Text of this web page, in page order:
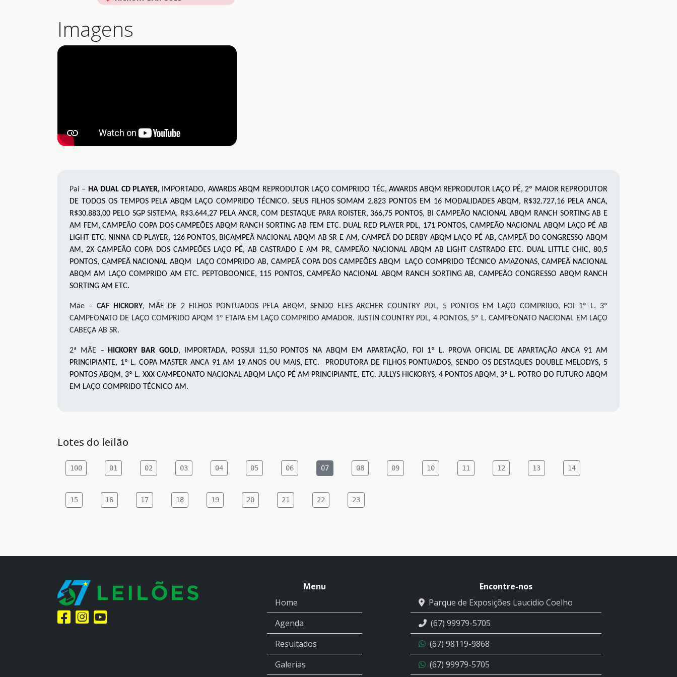
Imagens
Pai – HA DUAL CD PLAYER,
IMPORTADO, AWARDS ABQM REPRODUTOR LAÇO COMPRIDO TÉC, AWARDS ABQM REPRODUTOR LAÇO PÉ, 2º MAIOR REPRODUTOR
DE TODOS OS TEMPOS PELA ABQM LAÇO COMPRIDO TÉCNICO. SEUS FILHOS SOMAM 2.823 PONTOS EM 16 MODALIDADES ABQM, R$32.727,16 PELA ANCA,
R$30.883,00 PELO SGP SISTEMA, R$3.644,27 PELA ANCR, COM DESTAQUE PARA ROISTER, 366,75 PONTOS, BI CAMPEÃO NACIONAL ABQM RANCH SORTING AB E
AM FEM, CAMPEÃO COPA DOS CAMPEÕES ABQM RANCH SORTING AB FEM ETC. DUAL RED PLAYER PDL, 171 PONTOS, CAMPEÃO NACIONAL ABQM LAÇO PÉ AB
LIGHT ETC. NINNA CD PLAYER, 126 PONTOS, BICAMPEÃ NACIONAL ABQM AB SR E AM, CAMPEÃ DO DERBY ABQM LAÇO PÉ AB, CAMPEÃ DO CONGRESSO ABQM
AM, 2X CAMPEÃO COPA DOS CAMPEÕES LAÇO PÉ, AB CASTRADO E AM PR, CAMPEÃO NACIONAL ABQM AB LIGHT CASTRADO ETC. DUAL LITTLE CHIC, 80,5
PONTOS, CAMPEÃ NACIONAL ABQM LAÇO COMPRIDO AB, CAMPEÃ COPA DOS CAMPEÕES ABQM LAÇO COMPRIDO TÉCNICO AMAZONAS, CAMPEÃ NACIONAL
ABQM AM LAÇO COMPRIDO AM ETC. PEPTOBOONICE, 115 PONTOS, CAMPEÃO NACIONAL ABQM RANCH SORTING AB, CAMPEÃO CONGRESSO ABQM RANCH
SORTING AM ETC.
Mãe – CAF HICKORY, MÃE DE 2 FILHOS PONTUADOS PELA ABQM, SENDO ELES ARCHER COUNTRY PDL, 5 PONTOS EM LAÇO COMPRIDO, FOI 1º L. 3º
CAMPEONATO DE LAÇO COMPRIDO APQM 1º ETAPA EM LAÇO COMPRIDO AMADOR. JUSTIN COUNTRY PDL, 4 PONTOS, 5º L. CAMPEONATO NACIONAL EM LAÇO
CABEÇA AB SR.
2ª MÃE – HICKORY BAR GOLD, IMPORTADA, POSSUI 11,50 PONTOS NA ABQM EM APARTAÇÃO, FOI 1º L. PROVA OFICIAL DE APARTAÇÃO ANCA 91 AM
PRINCIPIANTE, 1º L. COPA MASTER ANCA 91 AM 19 ANOS OU MAIS, ETC. PRODUTORA DE FILHOS PONTUADOS, SENDO OS DESTAQUES DOUBLE MELODYS, 5
PONTOS ABQM, 3º L. XXX CAMPEONATO NACIONAL ABQM LAÇO PÉ AM PRINCIPIANTE, ETC. JULLYS HICKORYS, 4 PONTOS ABQM, 3º L. POTRO DO FUTURO ABQM
EM LAÇO COMPRIDO TÉCNICO AM.
Lotes do leilão
100 01 02 03 04 05 06 07 08 09 10 11 12 13 14
15 16 17 18 19 20 21 22 23
Menu
Home
Agenda
Resultados
Galerias
Encontre-nos
Parque de Exposições Laucidio Coelho
(67) 99979-5705
(67) 98119-9868
(67) 99979-5705